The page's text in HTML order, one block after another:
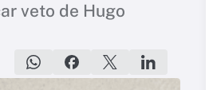
veto de Hugo